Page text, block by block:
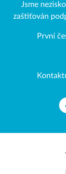
Jsme
zaštiťován
První